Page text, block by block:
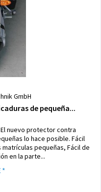
GmbH
de pequeña...
nuevo protector contra
lo hace posible. Fácil
pequeñas, Fácil de
en la parte...
*